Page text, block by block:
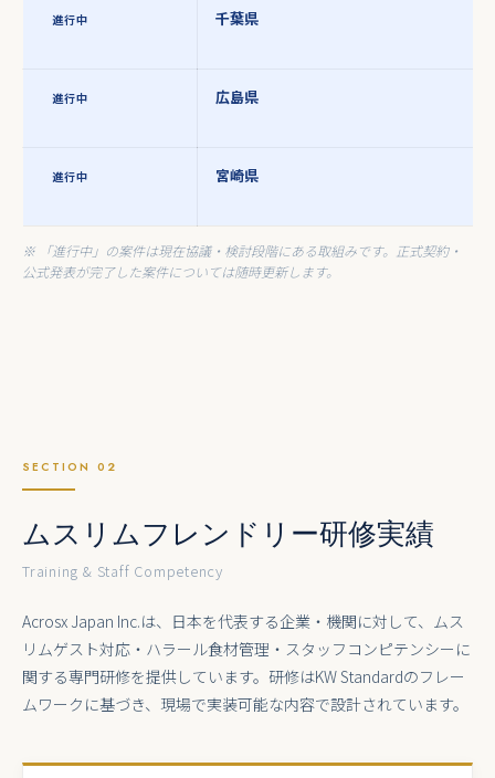
進行中 千葉県
進行中 広島県
進行中 宮崎県
※ 「進行中」の案件は現在協議・検討段階にある取組みです。正式契約・
公式発表が完了した案件については随時更新します。
SECTION 02
ムスリムフレンドリー研修実績
Training & Staff Competency
Acrosx Japan Inc.は、日本を代表する企業・機関に対して、ムス
リムゲスト対応・ハラール食材管理・スタッフコンピテンシーに
関する専門研修を提供しています。研修はKW Standardのフレー
ムワークに基づき、現場で実装可能な内容で設計されています。